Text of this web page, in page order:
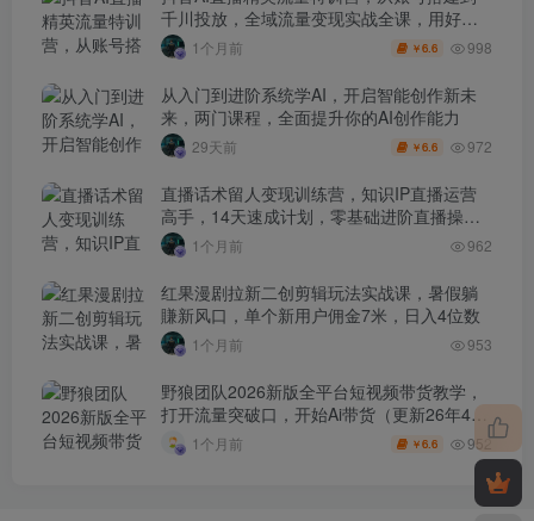
千川投放，全域流量变现实战全课，用好工
具让賺钱更简单
1个月前 ￥6.6 998
从入门到进阶系统学AI，开启智能创作新未
来，两门课程，全面提升你的AI创作能力
29天前 ￥6.6 972
直播话术留人变现训练营，知识IP直播运营
高手，14天速成计划，零基础进阶直播操盘
手
1个月前 962
红果漫剧拉新二创剪辑玩法实战课，暑假躺
賺新风口，单个新用户佣金7米，日入4位数
1个月前 953
野狼团队2026新版全平台短视频带货教学，
打开流量突破口，开始Ai带货（更新26年4月
25日）1个月前 ￥6.6 952